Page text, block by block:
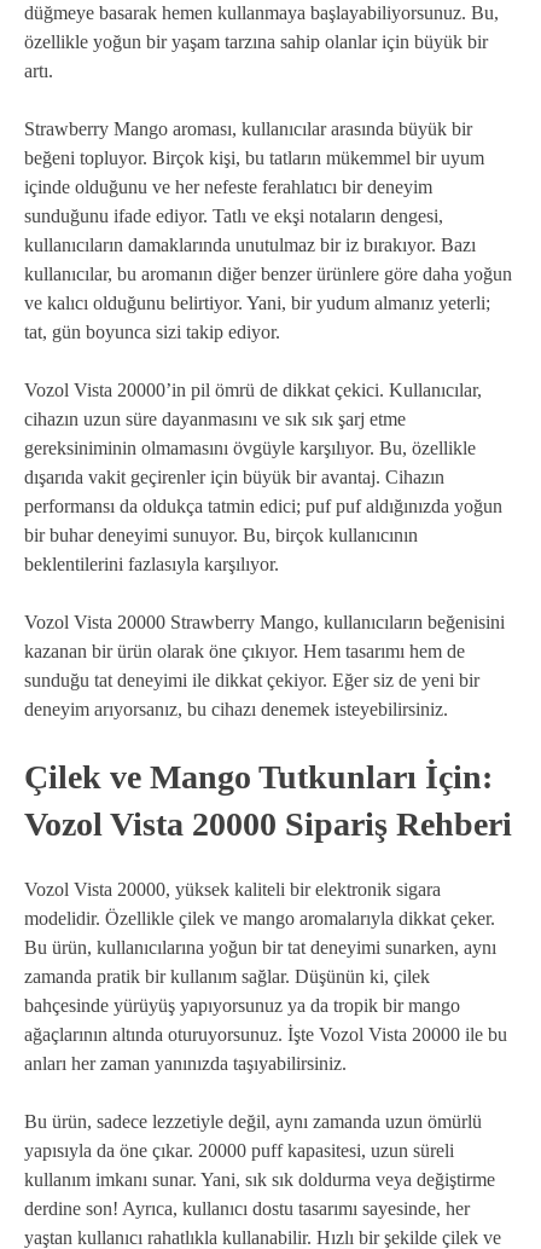
düğmeye basarak hemen kullanmaya başlayabiliyorsunuz. Bu,
özellikle yoğun bir yaşam tarzına sahip olanlar için büyük bir
artı.
Strawberry Mango aroması, kullanıcılar arasında büyük bir
beğeni topluyor. Birçok kişi, bu tatların mükemmel bir uyum
içinde olduğunu ve her nefeste ferahlatıcı bir deneyim
sunduğunu ifade ediyor. Tatlı ve ekşi notaların dengesi,
kullanıcıların damaklarında unutulmaz bir iz bırakıyor. Bazı
kullanıcılar, bu aromanın diğer benzer ürünlere göre daha yoğun
ve kalıcı olduğunu belirtiyor. Yani, bir yudum almanız yeterli;
tat, gün boyunca sizi takip ediyor.
Vozol Vista 20000’in pil ömrü de dikkat çekici. Kullanıcılar,
cihazın uzun süre dayanmasını ve sık sık şarj etme
gereksiniminin olmamasını övgüyle karşılıyor. Bu, özellikle
dışarıda vakit geçirenler için büyük bir avantaj. Cihazın
performansı da oldukça tatmin edici; puf puf aldığınızda yoğun
bir buhar deneyimi sunuyor. Bu, birçok kullanıcının
beklentilerini fazlasıyla karşılıyor.
Vozol Vista 20000 Strawberry Mango, kullanıcıların beğenisini
kazanan bir ürün olarak öne çıkıyor. Hem tasarımı hem de
sunduğu tat deneyimi ile dikkat çekiyor. Eğer siz de yeni bir
deneyim arıyorsanız, bu cihazı denemek isteyebilirsiniz.
Çilek ve Mango Tutkunları İçin:
Vozol Vista 20000 Sipariş Rehberi
Vozol Vista 20000, yüksek kaliteli bir elektronik sigara
modelidir. Özellikle çilek ve mango aromalarıyla dikkat çeker.
Bu ürün, kullanıcılarına yoğun bir tat deneyimi sunarken, aynı
zamanda pratik bir kullanım sağlar. Düşünün ki, çilek
bahçesinde yürüyüş yapıyorsunuz ya da tropik bir mango
ağaçlarının altında oturuyorsunuz. İşte Vozol Vista 20000 ile bu
anları her zaman yanınızda taşıyabilirsiniz.
Bu ürün, sadece lezzetiyle değil, aynı zamanda uzun ömürlü
yapısıyla da öne çıkar. 20000 puff kapasitesi, uzun süreli
kullanım imkanı sunar. Yani, sık sık doldurma veya değiştirme
derdine son! Ayrıca, kullanıcı dostu tasarımı sayesinde, her
yaştan kullanıcı rahatlıkla kullanabilir. Hızlı bir şekilde çilek ve